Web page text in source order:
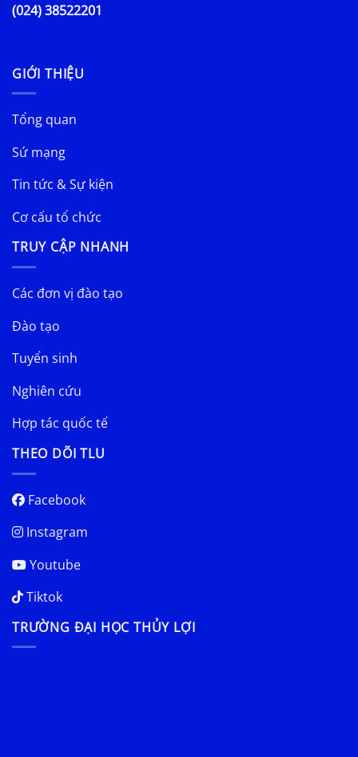
(024) 38522201
GIỚI THIỆU
Tổng quan
Sứ mạng
Tin tức & Sự kiện
Cơ cấu tổ chức
TRUY CẬP NHANH
Các đơn vị đào tạo
Đào tạo
Tuyển sinh
Nghiên cứu
Hợp tác quốc tế
THEO DÕI TLU
Facebook
Instagram
Youtube
Tiktok
TRƯỜNG ĐẠI HỌC THỦY LỢI